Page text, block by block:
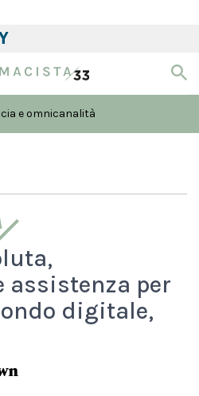
e omnicanalità
assistenza per
digitale,